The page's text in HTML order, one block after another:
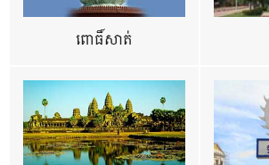
ពោធិ៍សាត់